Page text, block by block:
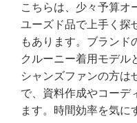
こちらは、少々予算オ
ユーズド品で上手く探
もあります。ブランド
クルーニー着用モデル
シャンズファンの方は
で、資料作成やコーデ
ます。時間効率を気に